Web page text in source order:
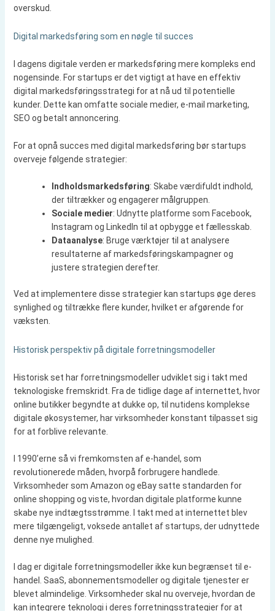
overskud.
Digital markedsføring som en nøgle til succes
I dagens digitale verden er markedsføring mere kompleks end
nogensinde. For startups er det vigtigt at have en effektiv
digital markedsføringsstrategi for at nå ud til potentielle
kunder. Dette kan omfatte sociale medier, e-mail marketing,
SEO og betalt annoncering.
For at opnå succes med digital markedsføring bør startups
overveje følgende strategier:
Indholdsmarkedsføring: Skabe værdifuldt indhold,
der tiltrækker og engagerer målgruppen.
Sociale medier: Udnytte platforme som Facebook,
Instagram og LinkedIn til at opbygge et fællesskab.
Dataanalyse: Bruge værktøjer til at analysere
resultaterne af markedsføringskampagner og
justere strategien derefter.
Ved at implementere disse strategier kan startups øge deres
synlighed og tiltrække flere kunder, hvilket er afgørende for
væksten.
Historisk perspektiv på digitale forretningsmodeller
Historisk set har forretningsmodeller udviklet sig i takt med
teknologiske fremskridt. Fra de tidlige dage af internettet, hvor
online butikker begyndte at dukke op, til nutidens komplekse
digitale økosystemer, har virksomheder konstant tilpasset sig
for at forblive relevante.
I 1990’erne så vi fremkomsten af e-handel, som
revolutionerede måden, hvorpå forbrugere handlede.
Virksomheder som Amazon og eBay satte standarden for
online shopping og viste, hvordan digitale platforme kunne
skabe nye indtægtsstrømme. I takt med at internettet blev
mere tilgængeligt, voksede antallet af startups, der udnyttede
denne nye mulighed.
I dag er digitale forretningsmodeller ikke kun begrænset til e-
handel. SaaS, abonnementsmodeller og digitale tjenester er
blevet almindelige. Virksomheder skal nu overveje, hvordan de
kan integrere teknologi i deres forretningsstrategier for at